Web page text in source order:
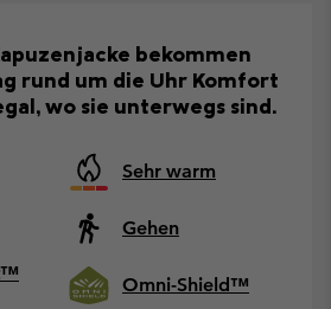
bekommen
rund um die Uhr Komfort
wo sie unterwegs sind.
Sehr warm
Gehen
Omni-Shield™